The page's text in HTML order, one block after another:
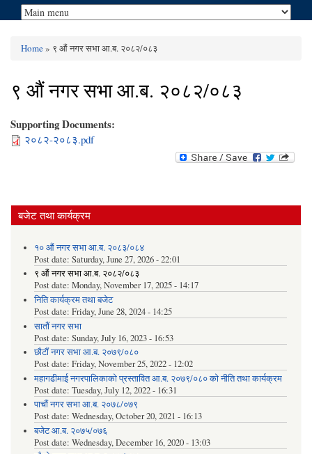
You are here
Home» ९ औं नगर सभा आ.ब. २०८२/०८३
९ औं नगर सभा आ.ब. २०८२/०८३
Supporting Documents:
२०८२-२०८३.pdf
बजेट तथा कार्यक्रम
१० औं नगर सभा आ.ब. २०८३/०८४
Post date: Saturday, June 27, 2026 - 22:01
९ औं नगर सभा आ.ब. २०८२/०८३
Post date: Monday, November 17, 2025 - 14:17
निति कार्यक्रम तथा बजेट
Post date: Friday, June 28, 2024 - 14:25
सातौं नगर सभा
Post date: Sunday, July 16, 2023 - 16:53
छौटौं नगर सभा आ.ब. २०७९/०८०
Post date: Friday, November 25, 2022 - 12:02
महागढीमाई नगरपालिकाको प्रस्तावित आ.ब. २०७९/०८० को नीति तथा कार्यक्रम
Post date: Tuesday, July 12, 2022 - 16:31
पाचौं नगर सभा आ.ब. २०७८/०७९
Post date: Wednesday, October 20, 2021 - 16:13
बजेट आ.ब. २०७५/०७६
Post date: Wednesday, December 16, 2020 - 13:03